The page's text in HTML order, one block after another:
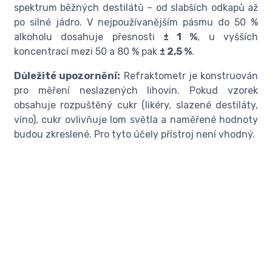
spektrum běžných destilátů – od slabších odkapů až
po silné jádro. V nejpoužívanějším pásmu do 50 %
alkoholu dosahuje přesnosti ± 1 %, u vyšších
koncentrací mezi 50 a 80 % pak ± 2,5 %.
Důležité upozornění: Refraktometr je konstruován
pro měření neslazených lihovin. Pokud vzorek
obsahuje rozpuštěný cukr (likéry, slazené destiláty,
víno), cukr ovlivňuje lom světla a naměřené hodnoty
budou zkreslené. Pro tyto účely přístroj není vhodný.